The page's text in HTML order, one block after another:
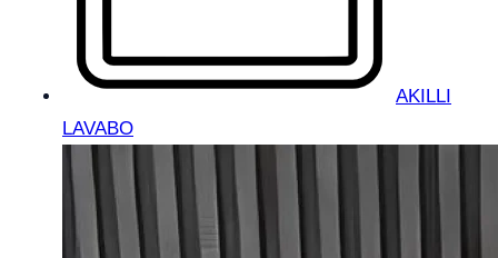
AKILLI
LAVABO